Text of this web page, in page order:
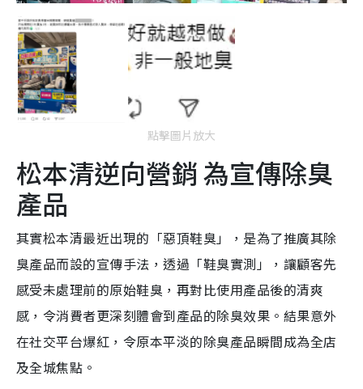
點擊圖片放大
松本清逆向營銷 為宣傳除臭
產品
其實松本清最近出現的「惡頂鞋臭」，是為了推廣其除
臭產品而設的宣傳手法，透過「鞋臭實測」，讓顧客先
感受未處理前的原始鞋臭，再對比使用產品後的清爽
感，令消費者更深刻體會到產品的除臭效果。結果意外
在社交平台爆紅，令原本平淡的除臭產品瞬間成為全店
及全城焦點。